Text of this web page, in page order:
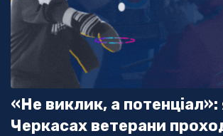
«Не виклик, а потенціал»:
Черкасах ветерани